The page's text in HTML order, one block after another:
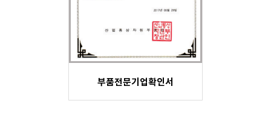
부품전문기업확인서